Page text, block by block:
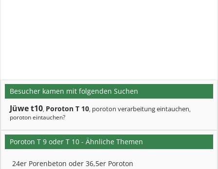
Besucher kamen mit folgenden Suchen
Jüwe t10, Poroton T 10, poroton verarbeitung eintauchen,
poroton eintauchen?
Poroton T 9 oder T 10 - Ähnliche Themen
24er Porenbeton oder 36,5er Poroton